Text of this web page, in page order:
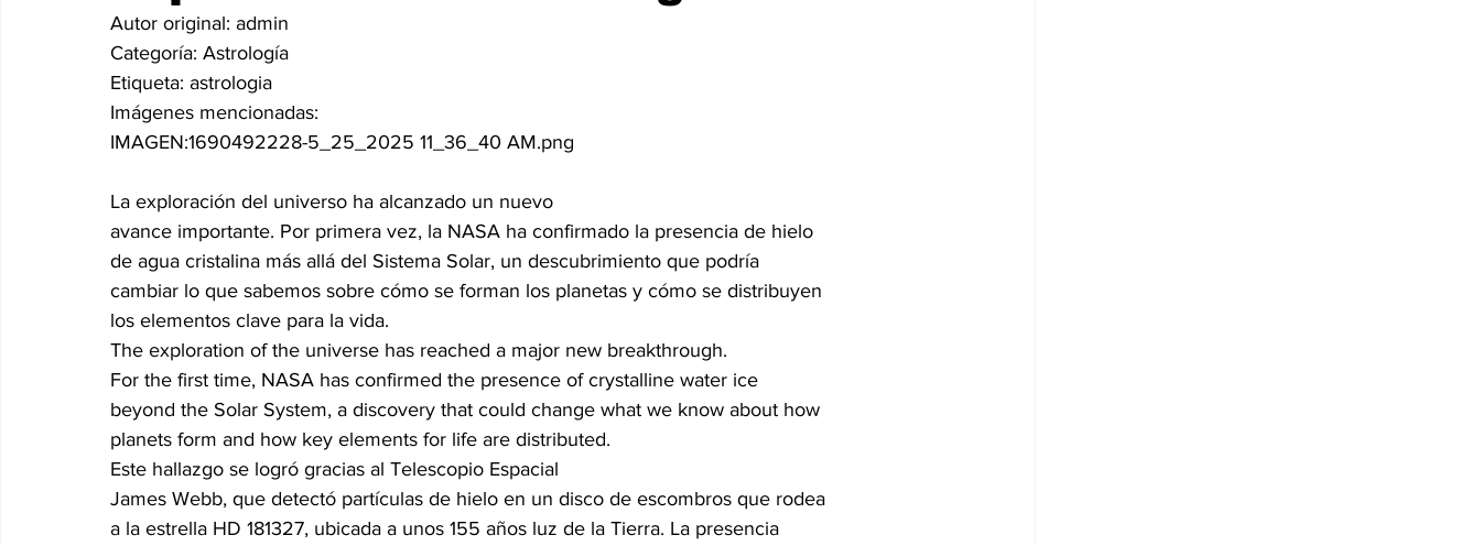
Autor original: admin
Categoría: Astrología
Etiqueta: astrologia
Imágenes mencionadas:
IMAGEN:1690492228-5_25_2025 11_36_40 AM.png
La exploración del universo ha alcanzado un nuevo
avance importante. Por primera vez, la NASA ha confirmado la presencia de hielo
de agua cristalina más allá del Sistema Solar, un descubrimiento que podría
cambiar lo que sabemos sobre cómo se forman los planetas y cómo se distribuyen
los elementos clave para la vida.
The exploration of the universe has reached a major new breakthrough.
For the first time, NASA has confirmed the presence of crystalline water ice
beyond the Solar System, a discovery that could change what we know about how
planets form and how key elements for life are distributed.
Este hallazgo se logró gracias al Telescopio Espacial
James Webb, que detectó partículas de hielo en un disco de escombros que rodea
a la estrella HD 181327, ubicada a unos 155 años luz de la Tierra. La presencia